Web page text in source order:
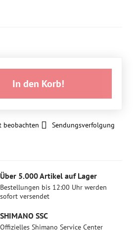
In den Korb!
beobachten Sendungsverfolgung
Über 5​.000 Artikel auf Lager
Bestellungen bis 12:00 Uhr werden
sofort versendet
SHIMANO SSC
Offizielles Shimano Service Center